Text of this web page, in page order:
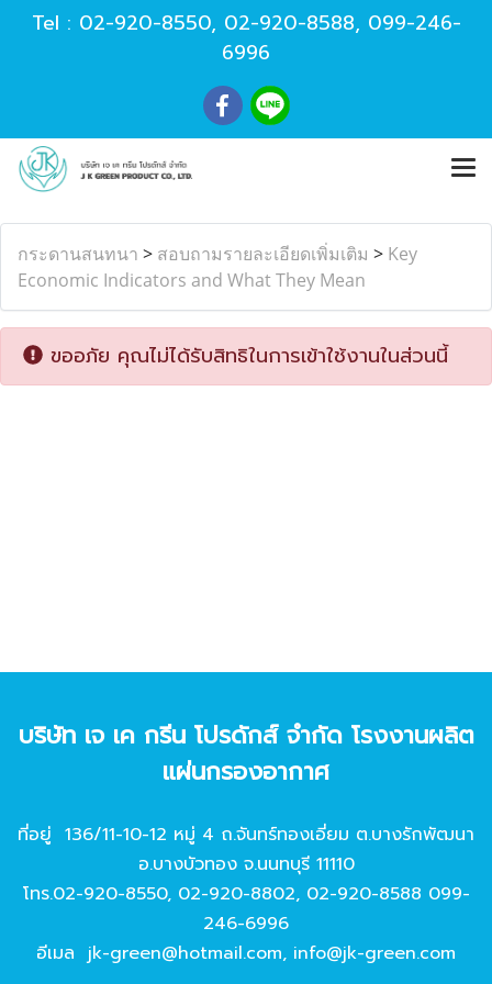
Tel : 02-920-8550, 02-920-8588, 099-246-
6996
กระดานสนทนา > สอบถามรายละเอียดเพิ่มเติม > Key
Economic Indicators and What They Mean
ขออภัย คุณไม่ได้รับสิทธิในการเข้าใช้งานในส่วนนี้
บริษัท เจ เค กรีน โปรดักส์ จํากัด โรงงานผลิต
แผ่นกรองอากาศ
ที่อยู่ 136/11-10-12 หมู่ 4 ถ.จันทร์ทองเอี่ยม ต.บางรักพัฒนา
อ.บางบัวทอง จ.นนทบุรี 11110
โทร.02-920-8550, 02-920-8802, 02-920-8588 099-
246-6996
อีเมล jk-green@hotmail.com, info@jk-green.com